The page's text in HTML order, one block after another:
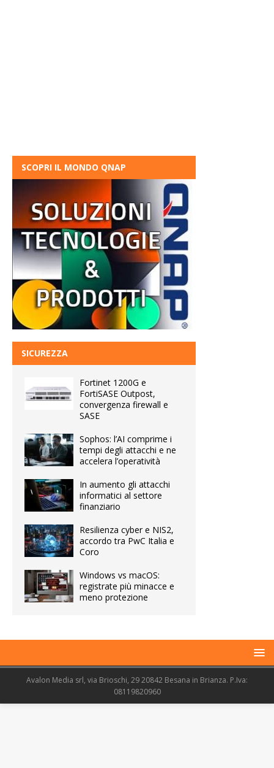
SCOPRI IL MONDO QNAP
SICUREZZA
Fortinet 1200G e
FortiSASE Outpost,
convergenza firewall e
SASE
Sophos: l’AI comprime i
tempi degli attacchi e ne
accelera l’operatività
In aumento gli attacchi
informatici al settore
finanziario
Resilienza cyber e NIS2,
accordo tra PwC Italia e
Coro
Windows vs macOS:
registrate più minacce e
meno protezione
Avalon Media srl, via Brioschi, 29 20842 Besana in Brianza. P.Iva:
08119820960